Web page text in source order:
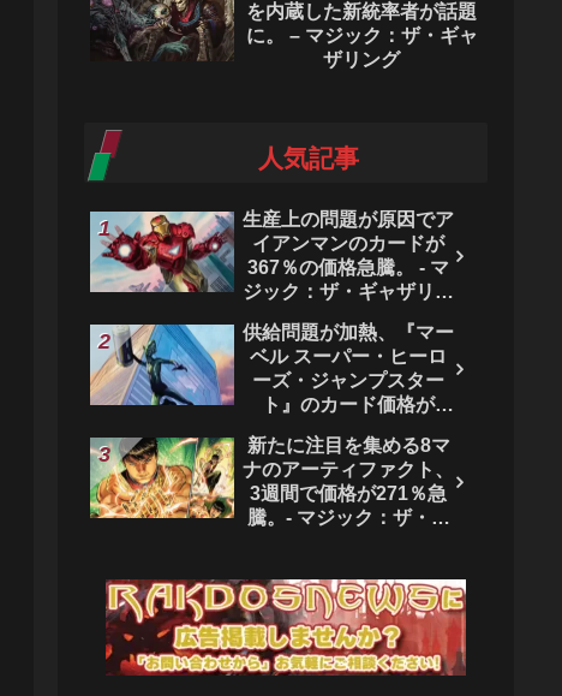
を内蔵した新統率者が話題
に。 – マジック：ザ・ギャ
ザリング
人気記事
生産上の問題が原因でア
イアンマンのカードが
367％の価格急騰。 - マ
ジック：ザ・ギャザリン
供給問題が加熱、『マー
ベル スーパー・ヒーロ
ーズ・ジャンプスター
ト』のカード価格が
ク：ザ・ギャザリング
新たに注目を集める8マ
ナのアーティファクト、
3週間で価格が271％急
騰。- マジック：ザ・ギ